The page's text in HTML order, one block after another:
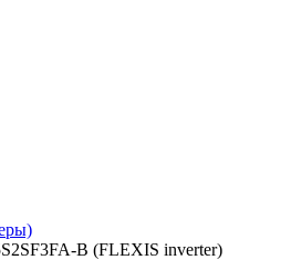
B (FLEXIS inverter)